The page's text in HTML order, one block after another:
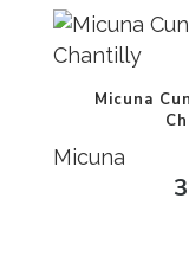
Micuna
Micuna